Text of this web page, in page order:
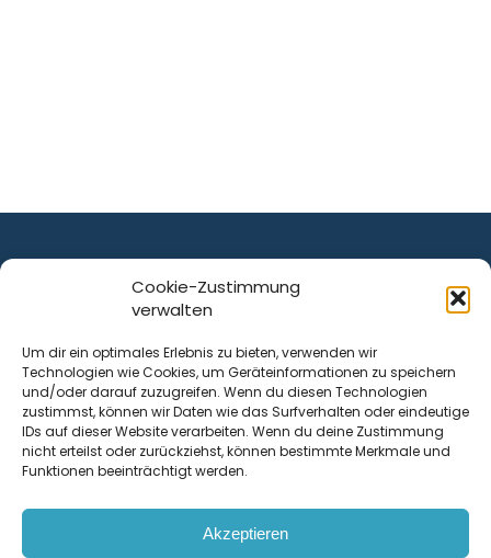
Cookie-Zustimmung
verwalten
Um dir ein optimales Erlebnis zu bieten, verwenden wir
Technologien wie Cookies, um Geräteinformationen zu speichern
und/oder darauf zuzugreifen. Wenn du diesen Technologien
zustimmst, können wir Daten wie das Surfverhalten oder eindeutige
IDs auf dieser Website verarbeiten. Wenn du deine Zustimmung
nicht erteilst oder zurückziehst, können bestimmte Merkmale und
Funktionen beeinträchtigt werden.
Akzeptieren
ist ein Service von
Krenn Real GmbH
Tischlerstraße 12
4050Traun| Österreich
Kontakt